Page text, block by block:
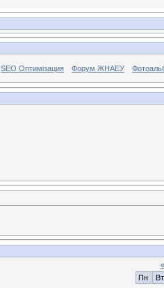
SEO Оптимізация Форум ЖНАЕУ
«
Пн
Вт